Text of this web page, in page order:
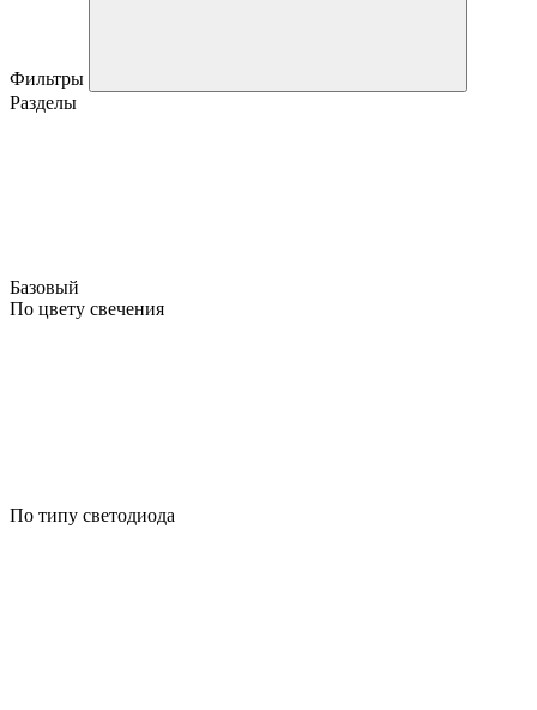
Фильтры
Разделы
Базовый
По цвету свечения
По типу светодиода